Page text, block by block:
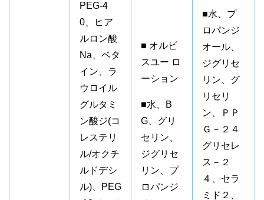
PEG-4
0、ヒア
ルロン酸
Na、ベタ
イン、ラ
ウロイル
グルタミ
ン酸ジ(コ
レステリ
ル/オクチ
ルドデシ
ル)、PEG
■ オルビ
スユー ロ
ーション
■水、B
G、グリ
セリン、
ジグリセ
リン、プ
ロパンジ
■水、プ
ロパンジ
オール、
ジグリセ
リン、グ
リセリ
ン、ＰＰ
Ｇ－２４
グリセレ
ス－２
４、セラ
ミド２、